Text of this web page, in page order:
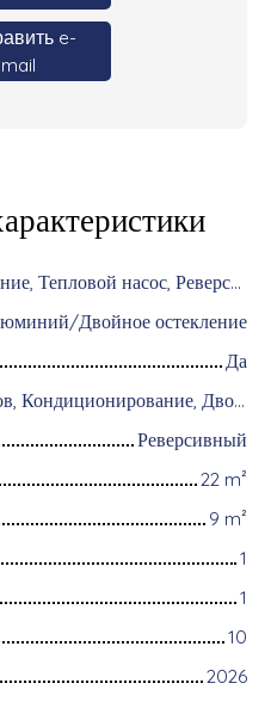
e-
mail
Кондиционирование, Тепловой насос, Реверсивный
Двойное остекление
Да
Доступ для инвалидов, Кондиционирование, Дворник, Оборудование для домашней автоматизации, Оптоволоконный интернет, Хранитель, Интерком, Моторизованные ворота, Бронированная дверь, Система охранной сигнализации, Видеофон
Реверсивный
22 m²
9 m²
1
1
10
2026